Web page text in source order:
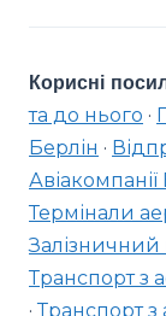
Корисні
та до нього ·
Берлін ·
Термінали
Залізничний
Транспорт з
·Транспорт з